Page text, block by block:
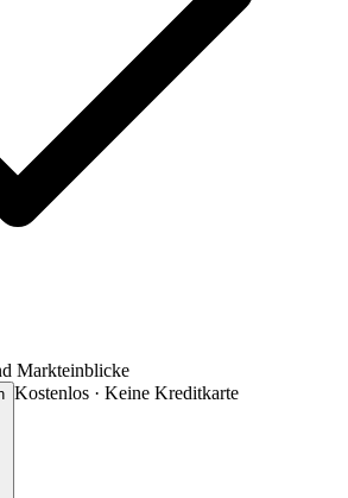
Markteinblicke
Kostenlos · Keine Kreditkarte